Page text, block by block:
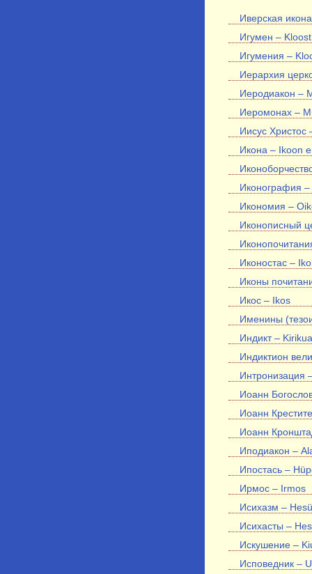
Иверская
Игумен –
Игумения –
Иерархия
Иеродиакон –
Иеромонах –
Иисус Христос
Икона – Ikoon
Иконография
Икономия –
Иконописный
Иконостас –
Иконы
Икос – Ikos
Именины
Индикт –
Индиктион
Интронизация
Иоанн
Иоанн
Иоанн
Иподиакон –
Ипостась –
Ирмос – Irmos
Исихазм –
Исихасты –
Искушение –
Исповедник –